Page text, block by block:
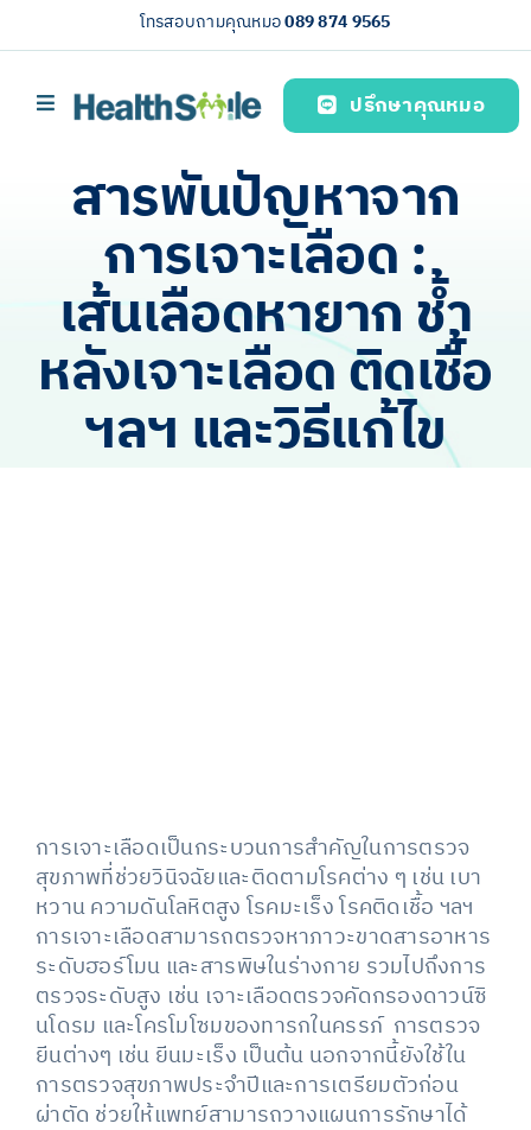
to
โทรสอบถามคุณหมอ089 874 9565
Toggle
บริการของเรา (Our services)
ความรู้สุขภาพ
เกี่ยวกับเรา
ไทย
ปรึกษาคุณหมอ
สารพันปัญหาจาก
การเจาะเลือด :
เส้นเลือดหายาก ช้ำ
หลังเจาะเลือด ติดเชื้อ
ฯลฯ และวิธีแก้ไข
การเจาะเลือดเป็นกระบวนการสำคัญในการตรวจ
สุขภาพที่ช่วยวินิจฉัยและติดตามโรคต่าง ๆ เช่น เบา
หวาน ความดันโลหิตสูง โรคมะเร็ง โรคติดเชื้อ ฯลฯ
การเจาะเลือดสามารถตรวจหาภาวะขาดสารอาหาร
ระดับฮอร์โมน และสารพิษในร่างกาย รวมไปถึงการ
ตรวจระดับสูง เช่น เจาะเลือดตรวจคัดกรองดาวน์ซิ
นโดรม และโครโมโซมของทารกในครรภ์ การตรวจ
ยีนต่างๆ เช่น ยีนมะเร็ง เป็นต้น นอกจากนี้ยังใช้ใน
การตรวจสุขภาพประจำปีและการเตรียมตัวก่อน
ผ่าตัด ช่วยให้แพทย์สามารถวางแผนการรักษาได้